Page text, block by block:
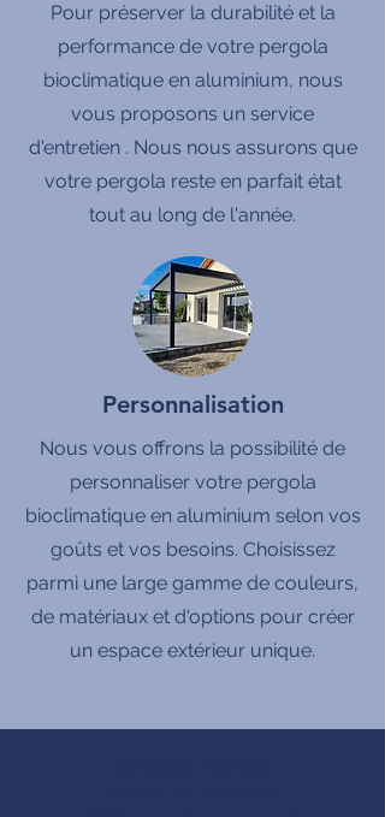
Pour préserver la durabilité et la
performance de votre pergola
bioclimatique en aluminium, nous
vous proposons un service
d'entretien . Nous nous assurons que
votre pergola reste en parfait état
tout au long de l'année.
Personnalisation
Nous vous offrons la possibilité de
personnaliser votre pergola
bioclimatique en aluminium selon vos
goûts et vos besoins. Choisissez
parmi une large gamme de couleurs,
de matériaux et d'options pour créer
un espace extérieur unique.